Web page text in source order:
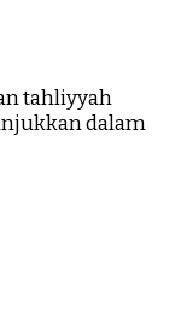
tahliyyah
dalam